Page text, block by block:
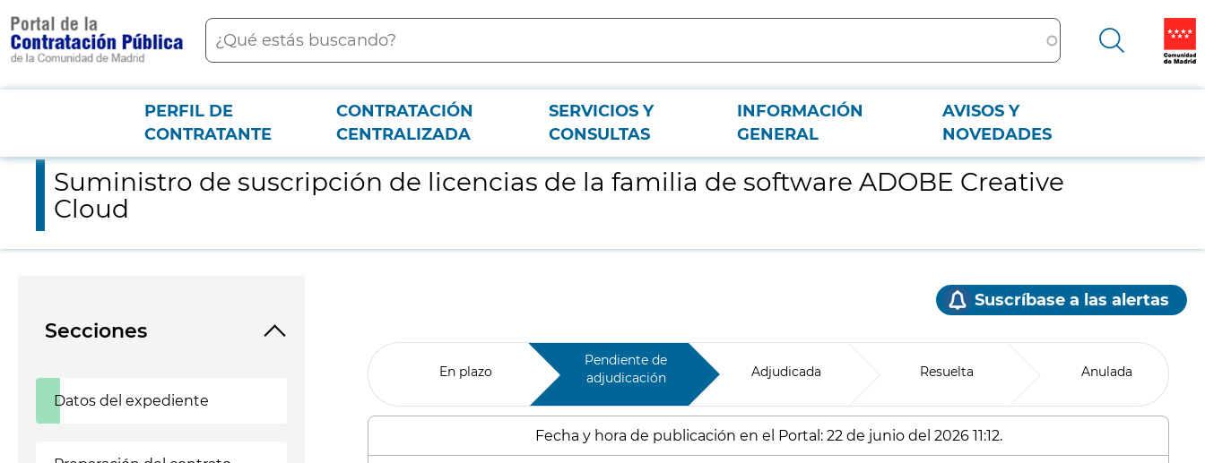
contenido
principal
Buscar
Menú PCON
PERFIL DE
CONTRATANTE
CONTRATACIÓN
CENTRALIZADA
SERVICIOS Y
CONSULTAS
INFORMACIÓN
GENERAL
AVISOS Y
NOVEDADES
Suministro de suscripción de licencias de la familia de software ADOBE Creative Cloud
Suministro de suscripción de licencias de la familia de software ADOBE Creative
Cloud
Secciones
Datos del expediente
Suscríbase a las alertas
En plazo
Pendiente de
adjudicación
Adjudicada Resuelta Anulada
Fecha y hora de publicación en el Portal: 22 de junio del 2026 11:12.